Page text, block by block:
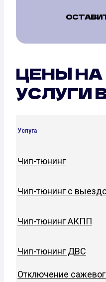
ЦЕНЫ
УСЛУГИ
Услуга
Чип-тюнинг
Чип-тюнинг с
Чип-тюнинг АКПП
Чип-тюнинг ДВС
Отключение